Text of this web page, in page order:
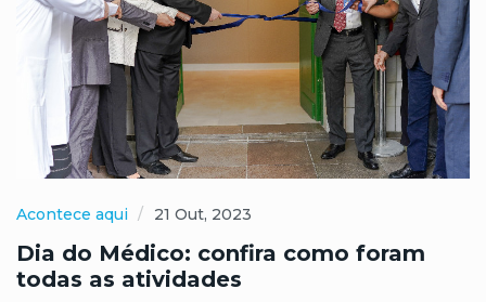
Acontece aqui 21 Out, 2023
Dia do Médico: confira como foram
todas as atividades